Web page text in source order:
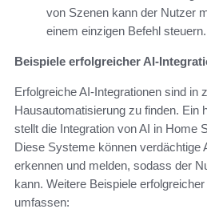
von Szenen kann der Nutzer
einem einzigen Befehl steuern.
Beispiele erfolgreicher AI-
Erfolgreiche AI-Integrationen sind in
Hausautomatisierung zu finden. Ein
stellt die Integration von AI in Home
Diese Systeme können verdächtige
erkennen und melden, sodass der
kann. Weitere Beispiele
umfassen: